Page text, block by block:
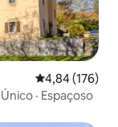
4,84 de uma
4,84 (176)
· Espaçoso